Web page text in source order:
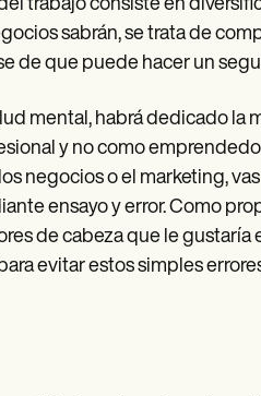
trabajo consiste en
sabrán, se trata de
de que puede hacer un
mental, habrá dedicado la
y no como
negocios o el marketing,
ensayo y error. Como
de cabeza que le gustaría
evitar estos simples